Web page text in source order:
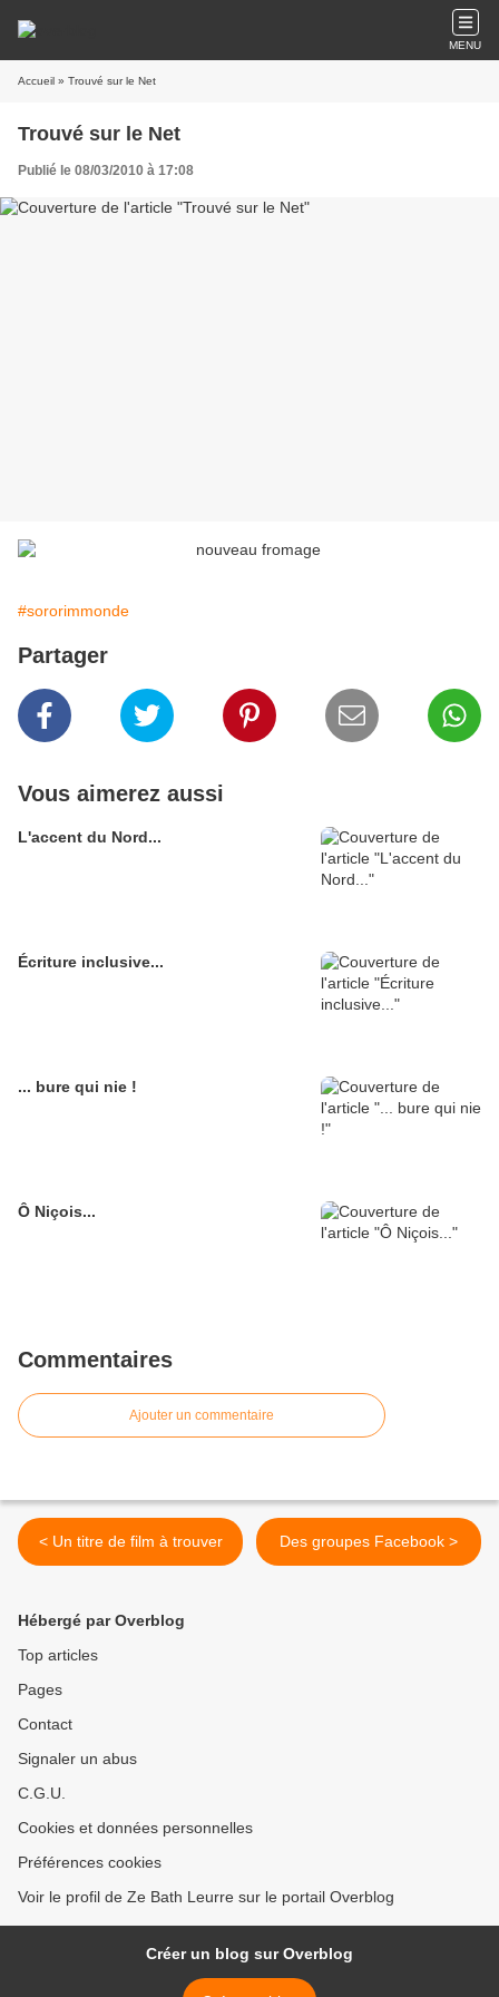
MENU
Accueil » Trouvé sur le Net
Trouvé sur le Net
Publié le 08/03/2010 à 17:08
#sororimmonde
Partager
Vous aimerez aussi
L'accent du Nord...
Écriture inclusive...
... bure qui nie !
Ô Niçois...
Commentaires
Ajouter un commentaire
< Un titre de film à trouver Des groupes Facebook >
Hébergé par Overblog
Top articles
Pages
Contact
Signaler un abus
C.G.U.
Cookies et données personnelles
Préférences cookies
Voir le profil de Ze Bath Leurre sur le portail Overblog
Créer un blog sur Overblog